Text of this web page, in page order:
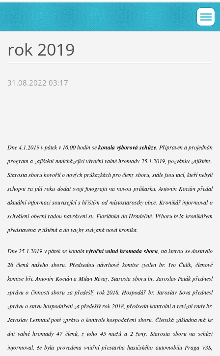
rok 2019
31.08.2022 03:17
Dne 4.1.2019 v pátek v 16.00 hodin sekonala výborová schůze. Připraven a projednán
program a zajištění nadcházející výroční valné hromady 25.1.2019, pozvánky zajištěny.
Starosta sboru hovořil o nových průkazkách pro členy sboru, stále jsou tací, kteří nebyli
schopni za půl roku dodat svoji fotografii na novou průkazku. Antonín Kocián předal
aktuální informaci související s hřištěm od místostarostky obce. Kronikář informoval o
schválení obecní radou navrácení sv. Floriánka do Hradečné. Výboru byla kronikářem
představena vytištěná a do vazby svázaná nová kronika.
Dne 25.1.2019 v pátek se konalavýroční valná hromada sboru , na kterou se dostavilo
26 členů našeho sboru. Předsedou návrhové komise zvolen br. Ivo Čulík, členové
komise bři. Antonín Kocián a Milan Révay. Starosta sboru br. Jaroslav Paták přednesl
zprávu o činnosti sboru za předešlý rok 2018. Hospodář br. Jaroslav Sova přednesl
zprávu o stavu hospodaření za předešlý rok 2018, předseda kontrolní a revizní rady br.
Jaroslav Lexmaul poté zprávu o kontrole hospodaření sboru. Členská základna má ke
dni valné hromady 47 členů, z toho 45 mužů a 2 ženy. Starosta sboru na schůzi
informoval, že byla provedena vnitřní přestavba hasičského automobilu Praga V3S,